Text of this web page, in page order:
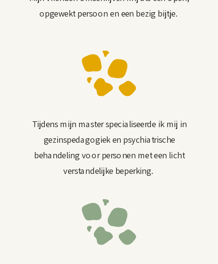
Tijdens mijn master specialiseerde ik mij in
gezinspedagogiek en psychiatrische
behandeling voor personen met een licht
verstandelijke beperking.
opgewekt persoon en een bezig bijtje.